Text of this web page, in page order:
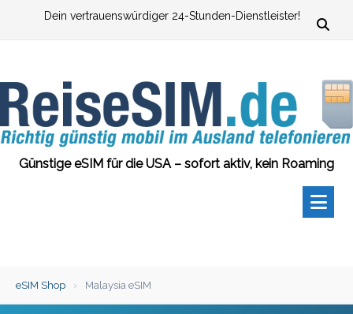
Dein vertrauenswürdiger 24-Stunden-Dienstleister!
Günstige eSIM für die USA – sofort aktiv, kein Roaming
eSIM Shop › Malaysia eSIM